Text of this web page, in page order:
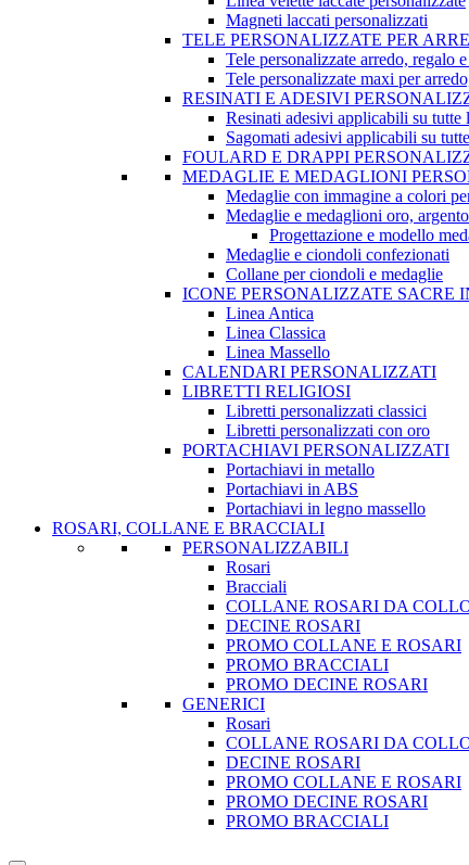
Magneti laccati personalizzati
TELE PERSONALIZZATE PER
Tele personalizzate arredo, regalo
Tele personalizzate maxi per
RESINATI E ADESIVI
Resinati adesivi applicabili su tutte
Sagomati adesivi applicabili su
FOULARD E DRAPPI
MEDAGLIE E MEDAGLIONI
Medaglie con immagine a colori
Medaglie e medaglioni oro,
Progettazione e modello
Medaglie e ciondoli confezionati
Collane per ciondoli e medaglie
ICONE PERSONALIZZATE SACRE
Linea Antica
Linea Classica
Linea Massello
CALENDARI PERSONALIZZATI
LIBRETTI RELIGIOSI
Libretti personalizzati classici
Libretti personalizzati con oro
PORTACHIAVI PERSONALIZZATI
Portachiavi in metallo
Portachiavi in ABS
Portachiavi in legno massello
ROSARI, COLLANE E BRACCIALI
PERSONALIZZABILI
Rosari
Bracciali
COLLANE ROSARI DA
DECINE ROSARI
PROMO COLLANE E ROSARI
PROMO BRACCIALI
PROMO DECINE ROSARI
GENERICI
Rosari
COLLANE ROSARI DA
DECINE ROSARI
PROMO COLLANE E ROSARI
PROMO DECINE ROSARI
PROMO BRACCIALI